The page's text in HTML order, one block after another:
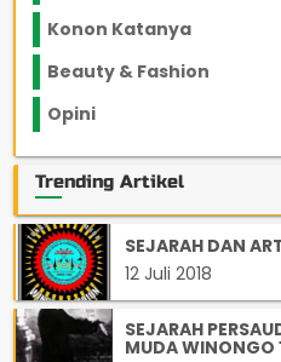
Konon Katanya
Beauty & Fashion
Opini
Trending Artikel
SEJARAH DAN
12 Juli 2018
SEJARAH
MUDA WINONGO